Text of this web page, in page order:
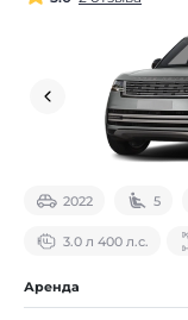
2022 5
3.0 л 400 л.с.
Аренда